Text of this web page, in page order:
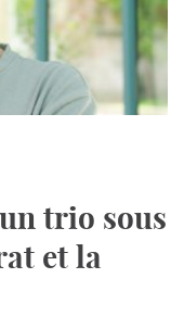
trio sous
et la